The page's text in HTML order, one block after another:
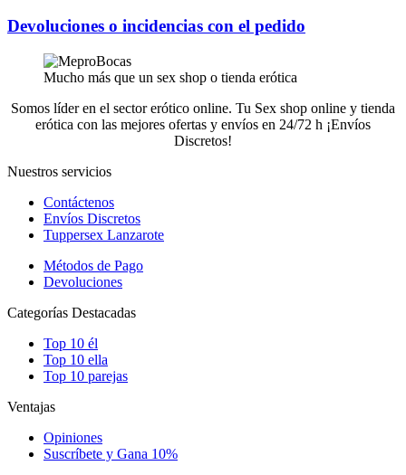
Devoluciones o incidencias con el pedido
Mucho más que un sex shop o tienda erótica
Somos líder en el sector erótico online. Tu Sex shop online y tienda
erótica con las mejores ofertas y envíos en 24/72 h ¡Envíos
Discretos!
Nuestros servicios
Contáctenos
Envíos Discretos
Tuppersex Lanzarote
Métodos de Pago
Devoluciones
Categorías Destacadas
Top 10 él
Top 10 ella
Top 10 parejas
Ventajas
Opiniones
Suscríbete y Gana 10%